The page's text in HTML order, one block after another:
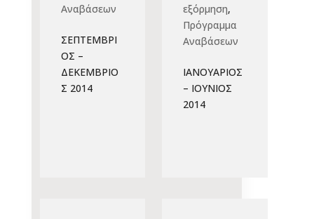
Αναβάσεων
ΣΕΠΤΕΜΒΡΙ
ΟΣ –
ΔΕΚΕΜΒΡΙΟ
Σ 2014
εξόρμηση,
Πρόγραμμα
Αναβάσεων
ΙΑΝΟΥΑΡΙΟΣ
– ΙΟΥΝΙΟΣ
2014